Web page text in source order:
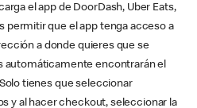
el app de DoorDash, Uber Eats,
permitir que el app tenga acceso a
a donde quieres que se
automáticamente encontrarán el
tienes que seleccionar
y al hacer checkout, seleccionar la